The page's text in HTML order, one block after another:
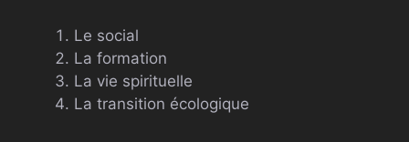
Le social
La formation
La vie spirituelle
La transition écologique